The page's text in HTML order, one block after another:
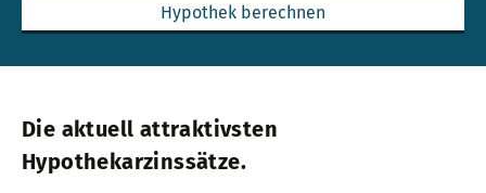
Hypothek berechnen
Die aktuell attraktivsten
Hypothekarzinssätze.